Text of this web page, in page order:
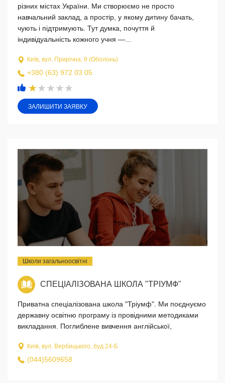
різних містах України. Ми створюємо не просто
навчальний заклад, а простір, у якому дитину бачать,
чують і підтримують. Тут думка, почуття й
індивідуальність кожного учня —...
Київ, вул. Прирічна, 9 (Оболонь)
+380 (63) 972 03 05
ЗАЛИШИТИ ЗАЯВКУ
Школи загальноосвітні
СПЕЦІАЛІЗОВАНА ШКОЛА "ТРІУМФ"
Приватна спеціалізована школа "Тріумф". Ми поєднуємо
державну освітню програму із провідними методиками
викладання. Поглиблене вивчення англійської,
Київ, вул. Вербицького, буд.24-Б
(044)5609658